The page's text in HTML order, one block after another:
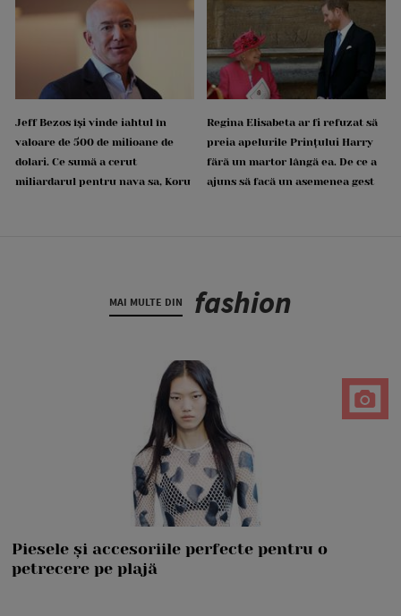
Jeff Bezos își vinde iahtul în
valoare de 500 de milioane de
dolari. Ce sumă a cerut
miliardarul pentru nava sa, Koru
Regina Elisabeta ar fi refuzat să
preia apelurile Prințului Harry
fără un martor lângă ea. De ce a
ajuns să facă un asemenea gest
MAI MULTE DIN fashion
Piesele și accesoriile perfecte pentru o
petrecere pe plajă